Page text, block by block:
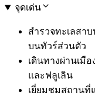
จุดเด่น
สำรวจทะเลสา
บนทัวร์ส่วนตัว
เดินทางผ่านเมื
และฟลูเลิน
เยี่ยมชมสถาน